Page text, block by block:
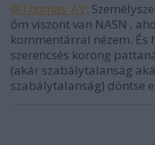
@Thomas_AV:
őm viszont van NASN ,
kommentárral nézem. És
szerencsés korong
(akár szabálytalanság
szabálytalanság) döntse